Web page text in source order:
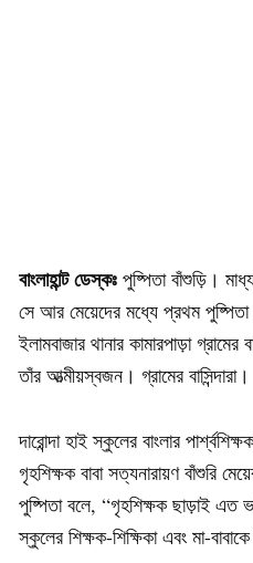
বাংলাহান্ট ডেস্কঃ পুষ্পিতা বাঁশুড়ি।
সে আর মেয়েদের মধ্যে প্রথম
ইলামবাজার থানার কামারপাড়া
তাঁর আত্মীয়স্বজন। গ্রামের বাসিন্দারা।
দারোন্দা হাই স্কুলের বাংলার
গৃহশিক্ষক বাবা সত্যনারায়ণ বাঁশুরি
পুষ্পিতা বলে, “গৃহশিক্ষক ছাড়াই এত
স্কুলের শিক্ষক-শিক্ষিকা এবং মা-